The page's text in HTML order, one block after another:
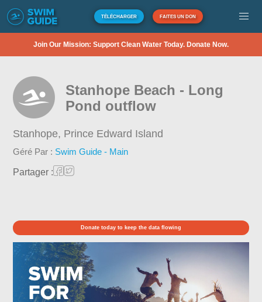
TÉLÉCHARGER FAITES UN DON
Join Our Mission: Support Clean Water Today. Donate Now.
Stanhope Beach - Long
Pond outflow
Stanhope, Prince Edward Island
Géré Par : Swim Guide - Main
Partager :
Donate today to keep the data flowing